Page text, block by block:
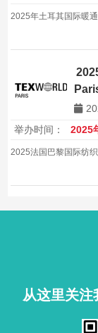
2025年土耳其国际暖
举办时间：
2025
2025法国巴黎国际纺
从这里关注